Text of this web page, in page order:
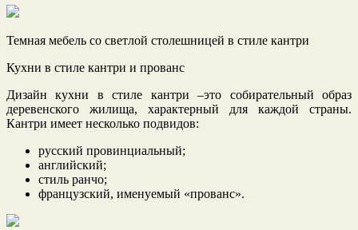
Темная мебель со светлой столешницей в стиле кантри
Кухни в стиле кантри и прованс
Дизайн кухни в стиле кантри –это собирательный образ
деревенского жилища, характерный для каждой страны.
Кантри имеет несколько подвидов:
русский провинциальный;
английский;
стиль ранчо;
французский, именуемый «прованс».